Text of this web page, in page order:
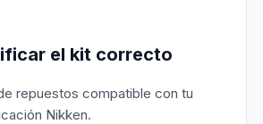
el kit correcto
repuestos compatible con tu
Nikken.